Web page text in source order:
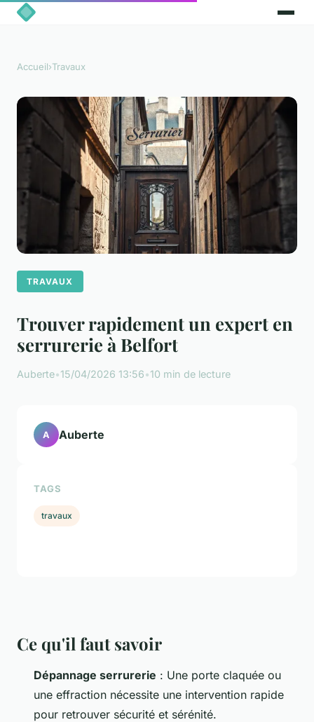
Accueil›Travaux
TRAVAUX
Trouver rapidement un expert en
serrurerie à Belfort
Auberte•15/04/2026 13:56•10 min de lecture
Ce qu'il faut savoir
Dépannage serrurerie : Une porte claquée ou
une effraction nécessite une intervention rapide
pour retrouver sécurité et sérénité.
A Auberte
TAGS
travaux